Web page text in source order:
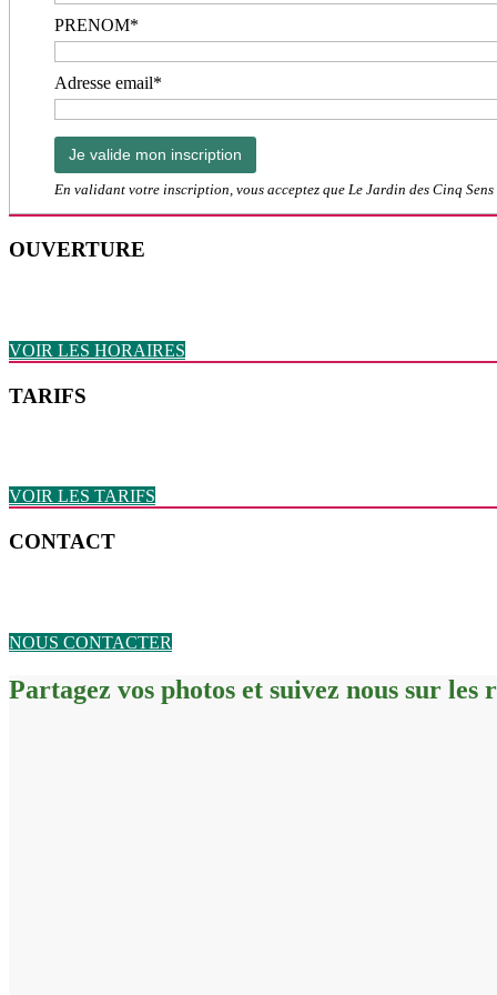
PRENOM*
Adresse email*
En validant votre inscription, vous acceptez que Le Jardin des Cinq
OUVERTURE
VOIR LES HORAIRES
TARIFS
VOIR LES TARIFS
CONTACT
NOUS CONTACTER
Partagez vos photos et suivez nous sur les